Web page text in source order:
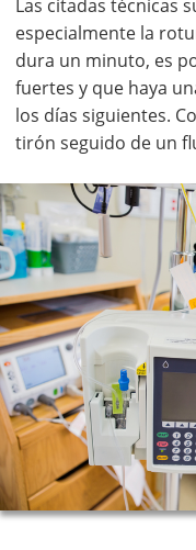
Las citadas técnicas
especialmente la
dura un minuto, es
fuertes y que haya
los días siguientes.
tirón seguido de un